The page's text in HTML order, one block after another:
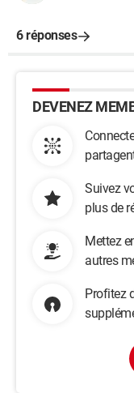
6 réponses
DEVENEZ
Suivez
plus de
Mettez
autres
Profitez